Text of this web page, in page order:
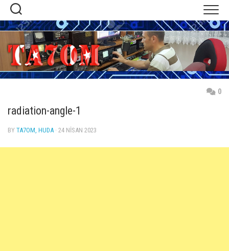
Skip
content
0
radiation-angle-1
BY TA7OM, HUDA · 24 NISAN 2023